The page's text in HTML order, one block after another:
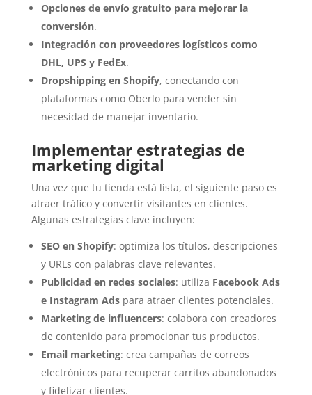
Opciones de envío gratuito para mejorar la
conversión.
Integración con proveedores logísticos como
DHL, UPS y FedEx.
Dropshipping en Shopify, conectando con
plataformas como Oberlo para vender sin
necesidad de manejar inventario.
Implementar estrategias de
marketing digital
Una vez que tu tienda está lista, el siguiente paso es
atraer tráfico y convertir visitantes en clientes.
Algunas estrategias clave incluyen:
SEO en Shopify: optimiza los títulos, descripciones
y URLs con palabras clave relevantes.
Publicidad en redes sociales: utiliza Facebook Ads
e Instagram Adspara atraer clientes potenciales.
Marketing de influencers: colabora con creadores
de contenido para promocionar tus productos.
Email marketing: crea campañas de correos
electrónicos para recuperar carritos abandonados
y fidelizar clientes.